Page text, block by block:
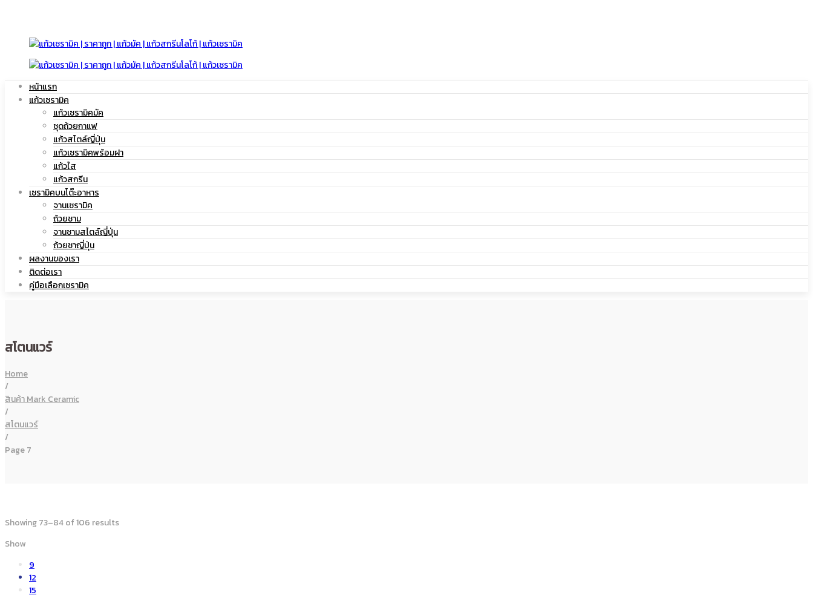
|
สกรีน
แก้ว
แก้ว
มัค
เซรามิค
หน้าแรก
แก้วเซรามิค
แก้วเซรามิคมัค
ชุดถ้วยกาแฟ
แก้วสไตล์ญี่ปุ่น
แก้วเซรามิคพร้อมฝา
แก้วใส
แก้วสกรีน
เซรามิคบนโต๊ะอาหาร
จานเซรามิค
ถ้วยชาม
จานชามสไตล์ญี่ปุ่น
ถ้วยชาญี่ปุ่น
ผลงานของเรา
ติดต่อเรา
คู่มือเลือกเซรามิค
สโตนแวร์
Home
/
สินค้า Mark Ceramic
/
สโตนแวร์
/
Page 7
Showing 73–84 of 106 results
Show
9
12
15